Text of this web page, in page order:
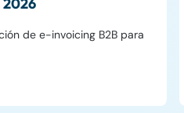
de e-invoicing B2B para